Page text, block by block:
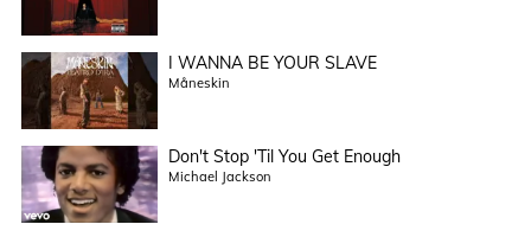
I WANNA BE YOUR SLAVE
Måneskin
Don't Stop 'Til You Get Enough
Michael Jackson